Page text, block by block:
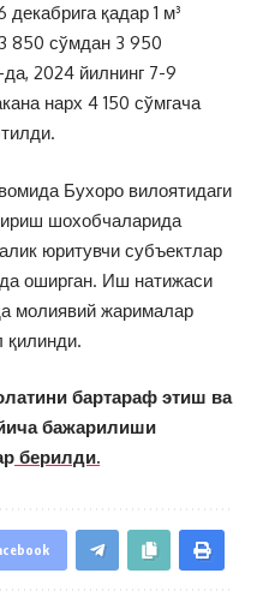
қадар 1 м³
3 850 сўмдан 3 950
2024 йилнинг 7-9
нарх 4 150 сўмгача
Бухоро вилоятидаги
шохобчаларида
юритувчи субъектлар
оширган. Иш натижаси
молиявий жарималар
қилинди.
бартараф этиш ва
бажарилиши
берилди.